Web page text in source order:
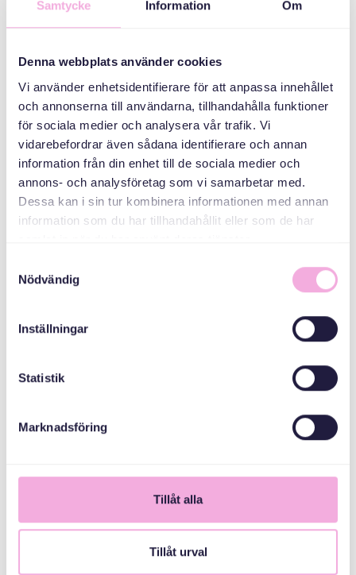
Samtycke Information Om
Denna webbplats använder cookies
Vi använder enhetsidentifierare för att anpassa innehållet
och annonserna till användarna, tillhandahålla funktioner
för sociala medier och analysera vår trafik. Vi
vidarebefordrar även sådana identifierare och annan
information från din enhet till de sociala medier och
annons- och analysföretag som vi samarbetar med.
Dessa kan i sin tur kombinera informationen med annan
information som du har tillhandahållit eller som de har
Nödvändig
Inställningar
Statistik
Marknadsföring
Tillåt alla
Tillåt urval
المنظمون المشاركون
Allmänna
arvsfonden
1